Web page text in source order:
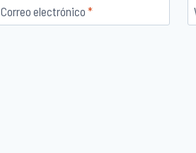
Correo electrónico *